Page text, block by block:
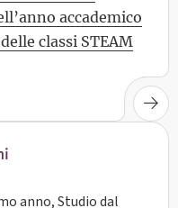
accademico
classi STEAM
anno, Studio dal